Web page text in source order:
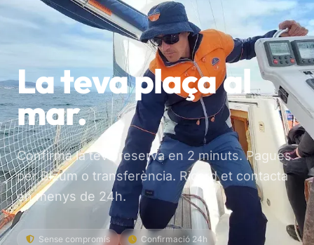
La teva plaça al
mar.
Confirma la teva reserva en 2 minuts. Pagues
per Bizum o transferència. Ricard et contacta
en menys de 24h.
Sense compromís
Confirmació 24h